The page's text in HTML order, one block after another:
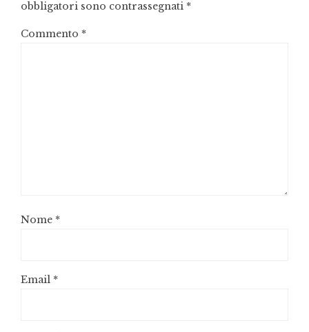
obbligatori sono contrassegnati *
Commento *
Nome *
Email *